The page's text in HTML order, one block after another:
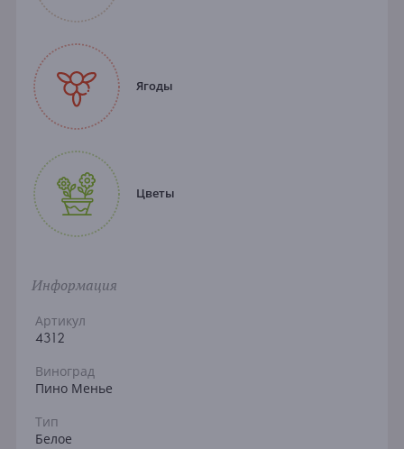
Ягоды
Цветы
Информация
Артикул
4312
Виноград
Пино Менье
Тип
Белое